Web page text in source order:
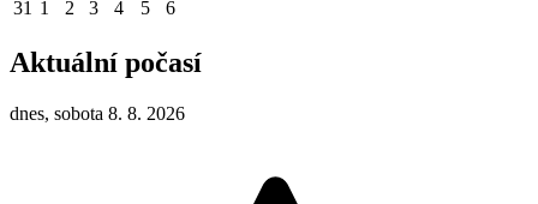
31 1 2 3 4 5 6
Aktuální počasí
dnes, sobota 8. 8. 2026